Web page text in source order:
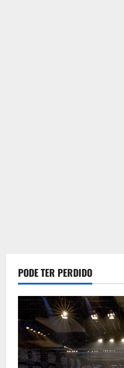
PODE TER PERDIDO